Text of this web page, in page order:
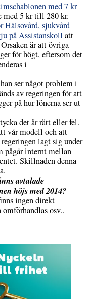
med 7 kr
med 5 kr till 280 kr.
Hälsovård, sjukvård
på Assistanskoll att
är att övriga
för högt, eftersom det
i
ser något problem i
av regeringen för att
på hur lönerna ser ut
det är rätt eller fel.
vår modell och att
lagt sig under
pågår internt mellan
Skillnaden denna
avtalade
höjs med 2014?
ingen direkt
osv..